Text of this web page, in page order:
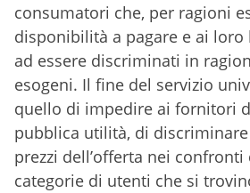
consumatori che, per ragioni
disponibilità a pagare e ai
ad essere discriminati in
esogeni. Il fine del servizio
quello di impedire ai fornitori
pubblica utilità, di
prezzi dell’offerta nei
categorie di utenti che si